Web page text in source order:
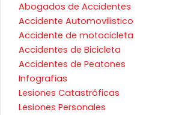
Abogados de Accidentes
Accidente Automovilistico
Accidente de motocicleta
Accidentes de Bicicleta
Accidentes de Peatones
Infografías
Lesiones Catastróficas
Lesiones Personales